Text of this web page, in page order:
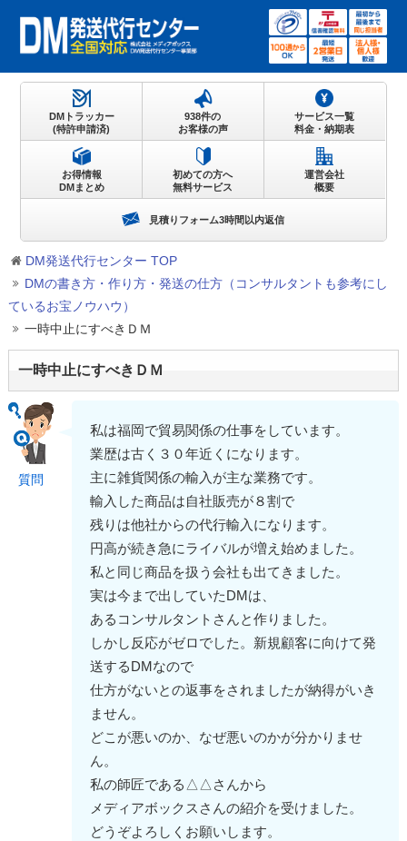
DM発送代行センター TOP
DMの書き方・作り方・発送の仕方（コンサルタントも参考にし
ているお宝ノウハウ）
一時中止にすべきＤＭ
一時中止にすべきＤＭ
質問
私は福岡で貿易関係の仕事をしています。
業歴は古く３０年近くになります。
主に雑貨関係の輸入が主な業務です。
輸入した商品は自社販売が８割で
残りは他社からの代行輸入になります。
円高が続き急にライバルが増え始めました。
私と同じ商品を扱う会社も出てきました。
実は今まで出していたDMは、
あるコンサルタントさんと作りました。
しかし反応がゼロでした。新規顧客に向けて発
送するDMなので
仕方がないとの返事をされましたが納得がいき
ません。
どこが悪いのか、なぜ悪いのかが分かりませ
ん。
私の師匠である△△さんから
メディアボックスさんの紹介を受けました。
どうぞよろしくお願いします。
DMトラッカー
(特許申請済)
938件の
お客様の声
サービス一覧
料金・納期表
お得情報
DMまとめ
初めての方へ
無料サービス
運営会社
概要
見積りフォーム3時間以内返信